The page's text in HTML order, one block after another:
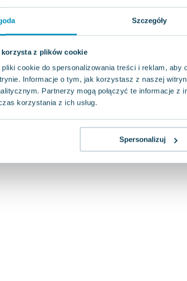
Szczegóły
z plików cookie
cookie do spersonalizowania treści i reklam, aby
Informacje o tym, jak korzystasz z naszej
Partnerzy mogą połączyć te informacje z
korzystania z ich usług.
Spersonalizuj